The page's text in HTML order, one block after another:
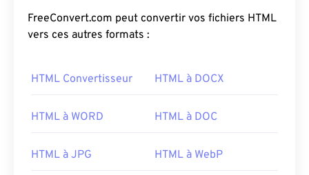
FreeConvert.com peut convertir vos fichiers HTML
vers ces autres formats :
HTML Convertisseur HTML à DOCX
HTML à WORD HTML à DOC
HTML à JPG HTML à WebP